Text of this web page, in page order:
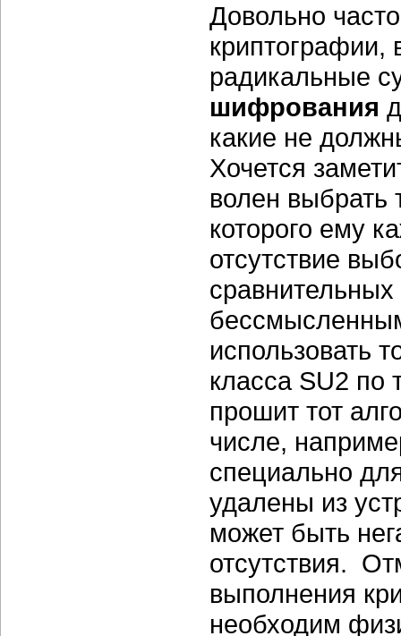
Довольно
криптографии,
радикальные
шифрования
какие не
Хочется
волен выбрать
которого ему
отсутствие
сравнительных
использовать
класса SU2 по
прошит тот
числе,
специально
удалены из
может быть
отсутствия.
выполнения
необходим